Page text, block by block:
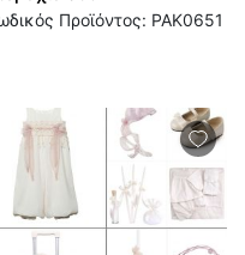
Προϊόντος: PAK0651